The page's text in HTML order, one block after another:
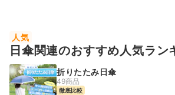
人気
日傘関連のおすすめ人気ラン
折りたたみ日傘
49商品
徹底比較